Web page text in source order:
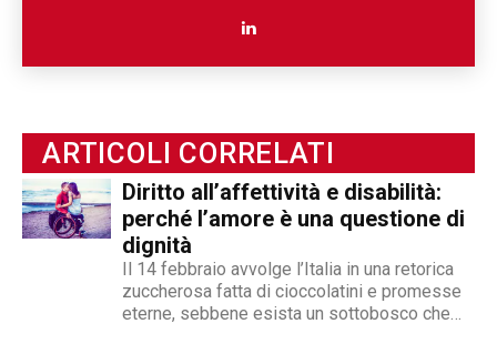
ONP e le ONG. Consulente e docente, per 9 anni,
di fundraising presso la Scuola di Roma Fund-
progetto Sensuability, affronta il tema sulla
sessualità e la disabilità anche per
Abilitychannel ed Heyoka, parlandone in modo
ironico e leggero.
ARTICOLI CORRELATI
Diritto all’affettività e disabilità:
perché l’amore è una questione di
dignità
Il 14 febbraio avvolge l’Italia in una retorica
zuccherosa fatta di cioccolatini e promesse
eterne, sebbene esista un sottobosco che